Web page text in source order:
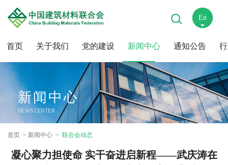
首页 关于我们 党的建设 新闻中心 通知公告
En
中
新闻中心
NEWS CENTER
首页 新闻中心 联合会动态
凝心聚力担使命 实干奋进启新程——武庆涛在